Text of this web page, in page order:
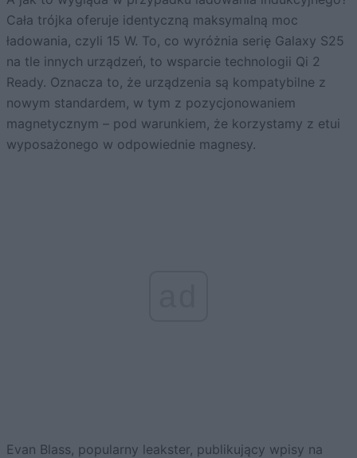
Cała trójka oferuje identyczną maksymalną moc
ładowania, czyli 15 W. To, co wyróżnia serię Galaxy S25
na tle innych urządzeń, to wsparcie technologii Qi 2
Ready. Oznacza to, że urządzenia są kompatybilne z
nowym standardem, w tym z pozycjonowaniem
magnetycznym – pod warunkiem, że korzystamy z etui
wyposażonego w odpowiednie magnesy.
Evan Blass, popularny leakster, publikujący wpisy na